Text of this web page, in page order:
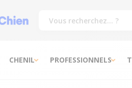
CHENIL PROFESSIONNELS